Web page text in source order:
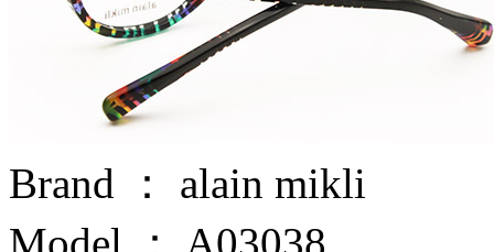
Brand ： alain mikli